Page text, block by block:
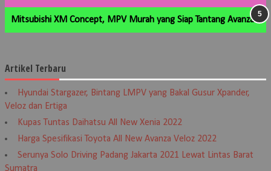
Mitsubishi XM Concept, MPV Murah yang Siap Tantang Avanza
Artikel Terbaru
Hyundai Stargazer, Bintang LMPV yang Bakal Gusur Xpander,
Veloz dan Ertiga
Kupas Tuntas Daihatsu All New Xenia 2022
Harga Spesifikasi Toyota All New Avanza Veloz 2022
Serunya Solo Driving Padang Jakarta 2021 Lewat Lintas Barat
Sumatra